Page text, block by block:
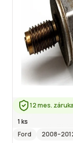
12 mes. záruka
1 ks
Ford
2008